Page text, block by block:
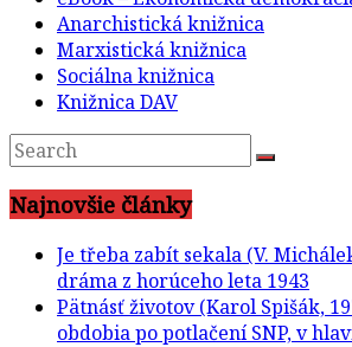
Anarchistická knižnica
Marxistická knižnica
Sociálna knižnica
Knižnica DAV
Najnovšie články
Je třeba zabít sekala (V.
dráma z horúceho leta 1943
Pätnásť životov (Karol Spišák,
obdobia po potlačení SNP, v